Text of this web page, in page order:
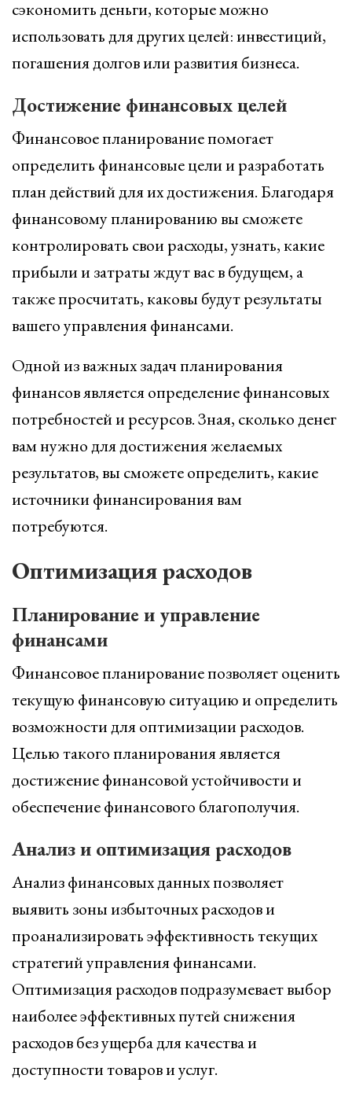
сэкономить деньги, которые можно
использовать для других целей: инвестиций,
погашения долгов или развития бизнеса.
Достижение финансовых целей
Финансовое планирование помогает
определить финансовые цели и разработать
план действий для их достижения. Благодаря
финансовому планированию вы сможете
контролировать свои расходы, узнать, какие
прибыли и затраты ждут вас в будущем, а
также просчитать, каковы будут результаты
вашего управления финансами.
Одной из важных задач планирования
финансов является определение финансовых
потребностей и ресурсов. Зная, сколько денег
вам нужно для достижения желаемых
результатов, вы сможете определить, какие
источники финансирования вам
потребуются.
Оптимизация расходов
Планирование и управление
финансами
Финансовое планирование позволяет оценить
текущую финансовую ситуацию и определить
возможности для оптимизации расходов.
Целью такого планирования является
достижение финансовой устойчивости и
обеспечение финансового благополучия.
Анализ и оптимизация расходов
Анализ финансовых данных позволяет
выявить зоны избыточных расходов и
проанализировать эффективность текущих
стратегий управления финансами.
Оптимизация расходов подразумевает выбор
наиболее эффективных путей снижения
расходов без ущерба для качества и
доступности товаров и услуг.